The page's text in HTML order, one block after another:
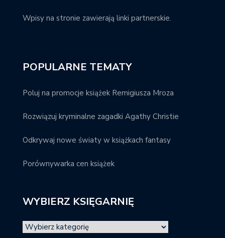
Wpisy na stronie zawierają linki partnerskie.
POPULARNE TEMATY
Poluj na promocje książek Remigiusza Mroza
Rozwiązuj kryminalne zagadki Agathy Christie
Odkrywaj nowe światy w książkach fantasy
Porównywarka cen książek
WYBIERZ KSIĘGARNIĘ